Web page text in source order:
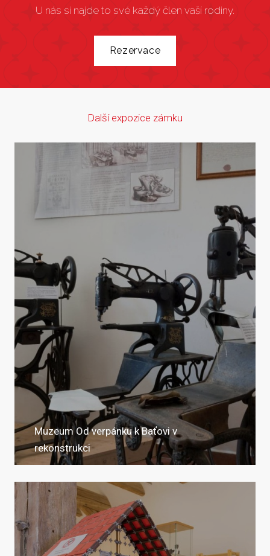
U nás si najde to své každý člen vaší rodiny.
Rezervace
Další expozice zámku
Muzeum Od verpánku k Baťovi v
rekonstrukci